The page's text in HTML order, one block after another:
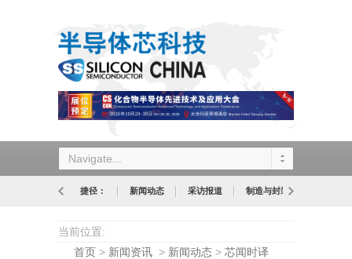
Navigate...
捷径： 新闻动态 采访报道 制造与封装
当前位置:
首页 > 新闻资讯 > 新闻动态 > 芯闻时译